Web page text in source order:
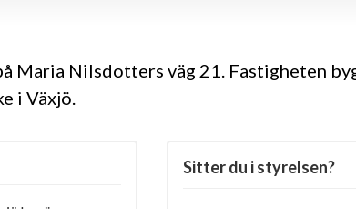
Maria Nilsdotters väg 21. Fastigheten
i Växjö.
Sitter du i styrelsen?